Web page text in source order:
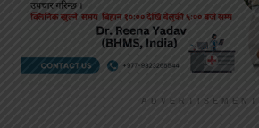
ADVERTISEMENT